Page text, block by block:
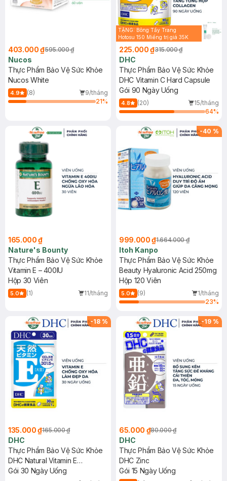
403.000 ₫595.000 ₫
Nucos
Thực Phẩm Bảo Vệ Sức Khỏe
Nucos White
4.9 (8)
9/tháng
21%
TẶNG: Bông Tẩy Trang
Hotosu 150 Miếng trị giá 35K
225.000 ₫315.000 ₫
DHC
Thực Phẩm Bảo Vệ Sức Khỏe
DHC Vitamin C Hard Capsule
Gói 90 Ngày Uống
4.8 (20)
15/tháng
64%
165.000 ₫
Nature's Bounty
Thực Phẩm Bảo Vệ Sức Khỏe
Vitamin E – 400IU
Hộp 30 Viên
5.0 (1) 11/tháng
-40 %
999.000 ₫1.664.000 ₫
Itoh Kanpo
Thực Phẩm Bảo Vệ Sức Khỏe
Beauty Hyaluronic Acid 250mg
Hộp 120 Viên
5.0 (9)
1/tháng
23%
-18 %
135.000 ₫165.000 ₫
DHC
Thực Phẩm Bảo Vệ Sức Khỏe
DHC Natural Vitamin E
(Soybean)
Gói 30 Ngày Uống
-19 %
65.000 ₫80.000 ₫
DHC
Thực Phẩm Bảo Vệ Sức Khỏe
DHC Zinc
Gói 15 Ngày Uống